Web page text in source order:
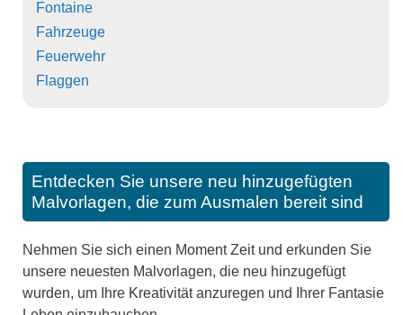
Fontaine
Fahrzeuge
Feuerwehr
Flaggen
Entdecken Sie unsere neu hinzugefügten
Malvorlagen, die zum Ausmalen bereit sind
Nehmen Sie sich einen Moment Zeit und erkunden Sie
unsere neuesten Malvorlagen, die neu hinzugefügt
wurden, um Ihre Kreativität anzuregen und Ihrer Fantasie